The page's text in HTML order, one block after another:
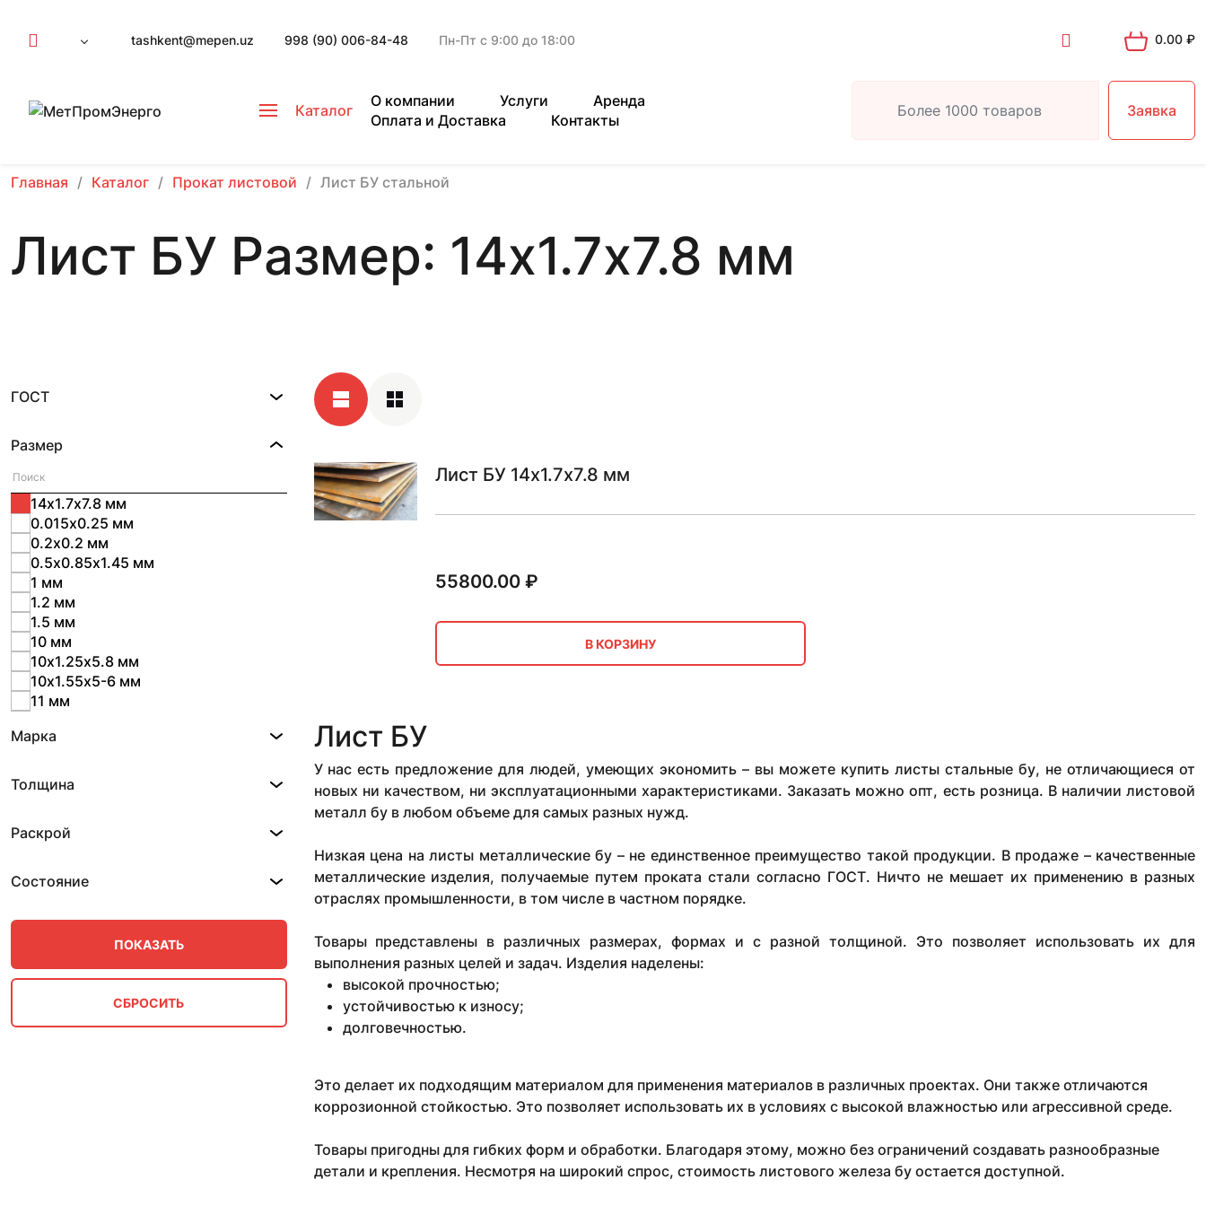
tashkent@mepen.uz 998 (90) 006-84-48 Пн-Пт с 9:00 до 18:00 0.00 ₽
Каталог
О компании Услуги
Аренда
Оплата и Доставка
Контакты
Заявка
Главная Каталог Прокат листовой Лист БУ стальной
Лист БУ Размер: 14х1.7х7.8 мм
ГОСТ
Размер
0.015х0.25 мм
0.2х0.2 мм
0.5х0.85х1.45 мм
1 мм
1.2 мм
1.5 мм
10 мм
10х1.25х5.8 мм
10х1.55х5-6 мм
11 мм
12 мм
12х1.86х5-6 мм
14х1.7х7.8 мм
14х1.86х5-6 мм
15х1.86х4-6 мм
16х1.55х4-6 мм
16х2.18х4-6 мм
18х2.18х4-6 мм
19х2.18х4-6 мм
Марка
Толщина
Раскрой
Состояние
Лист БУ 14х1.7х7.8 мм
55800.00₽
В КОРЗИНУ
Лист БУ
У нас есть предложение для людей, умеющих экономить – вы можете купить листы стальные бу, не отличающиеся от
новых ни качеством, ни эксплуатационными характеристиками. Заказать можно опт, есть розница. В наличии листовой
металл бу в любом объеме для самых разных нужд.
Низкая цена на листы металлические бу – не единственное преимущество такой продукции. В продаже – качественные
металлические изделия, получаемые путем проката стали согласно ГОСТ. Ничто не мешает их применению в разных
отраслях промышленности, в том числе в частном порядке.
Товары представлены в различных размерах, формах и с разной толщиной. Это позволяет использовать их для
выполнения разных целей и задач. Изделия наделены:
высокой прочностью;
устойчивостью к износу;
долговечностью.
Это делает их подходящим материалом для применения материалов в различных проектах. Они также отличаются
коррозионной стойкостью. Это позволяет использовать их в условиях с высокой влажностью или агрессивной среде.
Товары пригодны для гибких форм и обработки. Благодаря этому, можно без ограничений создавать разнообразные
детали и крепления. Несмотря на широкий спрос, стоимость листового железа бу остается доступной.